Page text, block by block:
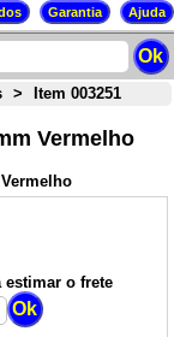
> Item 003251
Vermelho
estimar o frete